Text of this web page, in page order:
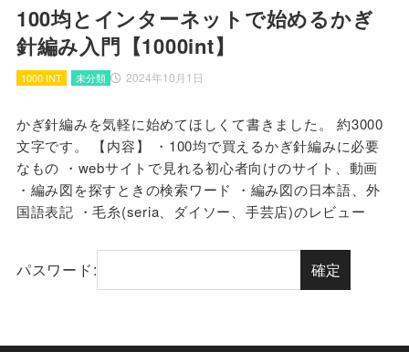
100均とインターネットで始めるかぎ
針編み入門【1000int】
1000 INT 2024年10月1日
未分類
かぎ針編みを気軽に始めてほしくて書きました。 約3000
文字です。 【内容】 ・100均で買えるかぎ針編みに必要
なもの ・webサイトで見れる初心者向けのサイト、動画
・編み図を探すときの検索ワード ・編み図の日本語、外
国語表記 ・毛糸(seria、ダイソー、手芸店)のレビュー
パスワード: